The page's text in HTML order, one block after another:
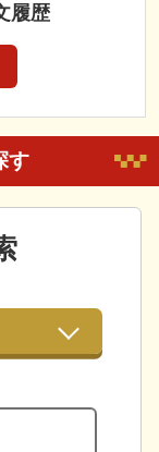
履歴
す